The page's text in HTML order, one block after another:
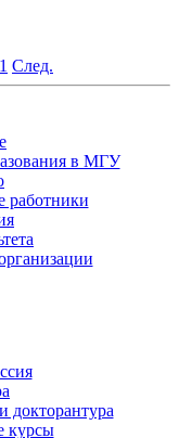
След.
в МГУ
работники
докторантура
курсы